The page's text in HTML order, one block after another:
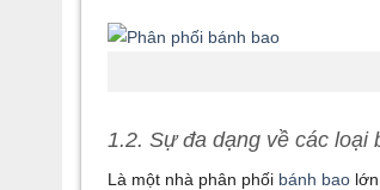
1.2. Sự đa dạng về các loại
Là một nhà phân phối bánh bao